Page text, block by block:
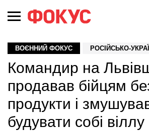
ВОЄННИЙ ФОКУС РОСІЙСЬКО-
Командир на
продавав бійцям
продукти і
будувати собі